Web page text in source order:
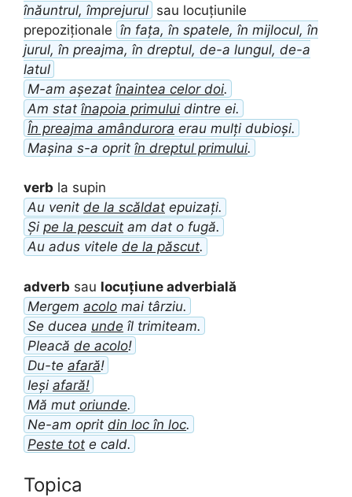
înăuntrul, împrejurul sau locuțiunile
prepoziționale în fața, în spatele, în mijlocul, în
jurul, în preajma, în dreptul, de-a lungul, de-a
latul
M-am așezat înaintea celor doi.
Am stat înapoia primului dintre ei.
În preajma amândurora erau mulți dubioși.
Mașina s-a oprit în dreptul primului.
verb la supin
Au venit de la scăldat epuizați.
Și pe la pescuit am dat o fugă.
Au adus vitele de la păscut.
adverb sau locuțiune adverbială
Mergem acolo mai târziu.
Se ducea unde îl trimiteam.
Pleacă de acolo!
Du-te afară!
Ieși afară!
Mă mut oriunde.
Ne-am oprit din loc în loc.
Peste tot e cald.
Topica